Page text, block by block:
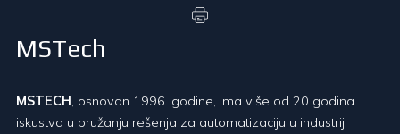
MSTech
MSTECH , osnovan 1996. godine, ima više od 20 godina
iskustva u pružanju rešenja za automatizaciju u industriji